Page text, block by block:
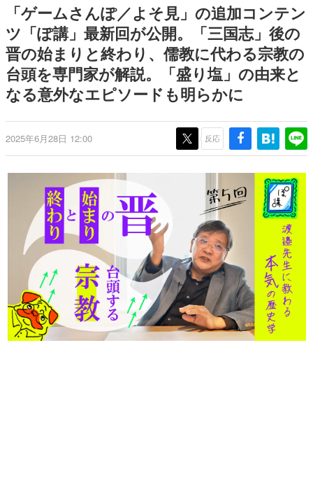
きます。
赫本
この物語を解いてはいけない。『赫本』は、〈試験問題〉
の形をした短編ホラー小説集です。
新世代に訊く
これからのデジタルゲーム市場を担う若きクリエイター達
ゲーム世代の作家たち
ゲームに多大な影響を受けた作家さんに取材し、ゲームが
画です。
日本モバイルゲーム産業史
日本のモバイルゲーム史における主要なトピック・タイト
ルを網羅するほか、開発者へのインタビューや識者による
解説を掲載。約20年の歴史が一望できる決定版！
若ゲのいたり〜ゲームクリエイターの青春〜
『うつヌケ』『ペンと箸』等で知られるマンガ家・田中圭
一先生によるゲーム業界レポートマンガです。
なんでゲームは面白い？
ゲーム開発者・hamatsu氏がゲームの魅力を画面や操作の
具体的な形から解き明かしていく、硬派で骨太な評論連載
「ゲームさんぽ／よそ見」の追加コンテン
ツ「ぽ講」最新回が公開。「三国志」後の
晋の始まりと終わり、儒教に代わる宗教の
台頭を専門家が解説。「盛り塩」の由来と
なる意外なエピソードも明らかに
2025年6月28日 12:00 反応